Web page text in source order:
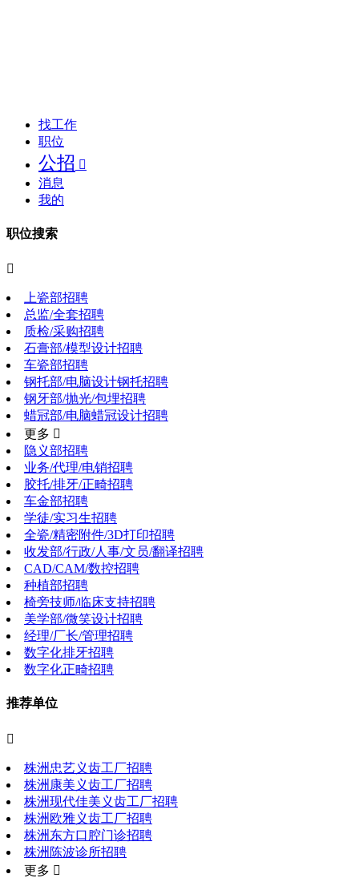
找工作
职位
公招 
消息
我的
职位搜索

上瓷部招聘
总监/全套招聘
质检/采购招聘
石膏部/模型设计招聘
车瓷部招聘
钢托部/电脑设计钢托招聘
钢牙部/抛光/包埋招聘
蜡冠部/电脑蜡冠设计招聘
更多 
隐义部招聘
业务/代理/电销招聘
胶托/排牙/正畸招聘
车金部招聘
学徒/实习生招聘
全瓷/精密附件/3D打印招聘
收发部/行政/人事/文员/翻译招聘
CAD/CAM/数控招聘
种植部招聘
椅旁技师/临床支持招聘
美学部/微笑设计招聘
经理/厂长/管理招聘
数字化排牙招聘
数字化正畸招聘
推荐单位

株洲忠艺义齿工厂招聘
株洲康美义齿工厂招聘
株洲现代佳美义齿工厂招聘
株洲欧雅义齿工厂招聘
株洲东方口腔门诊招聘
株洲陈波诊所招聘
更多 